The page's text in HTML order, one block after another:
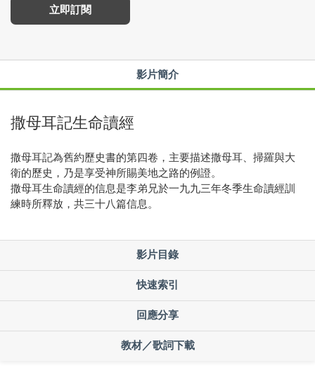
立即訂閱
影片簡介
撒母耳記生命讀經
撒母耳記為舊約歷史書的第四卷，主要描述撒母耳、掃羅與大
衛的歷史，乃是享受神所賜美地之路的例證。
撒母耳生命讀經的信息是李弟兄於一九九三年冬季生命讀經訓
練時所釋放，共三十八篇信息。
影片目錄
快速索引
回應分享
教材／歌詞下載